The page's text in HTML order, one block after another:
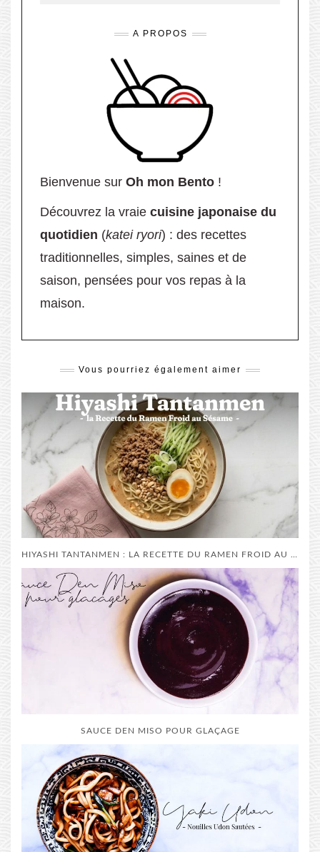
A PROPOS
Bienvenue sur Oh mon Bento !
Découvrez la vraie cuisine japonaise du
quotidien (katei ryori) : des recettes
traditionnelles, simples, saines et de
saison, pensées pour vos repas à la
maison.
Vous pourriez également aimer
SAUCE DEN MISO POUR GLAÇAGE